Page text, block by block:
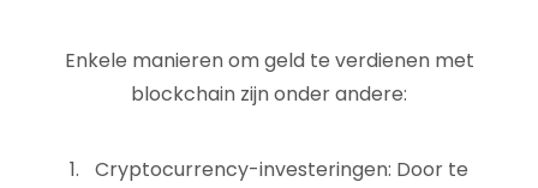
Enkele manieren om geld te verdienen met
blockchain zijn onder andere:
Cryptocurrency-investeringen: Door te